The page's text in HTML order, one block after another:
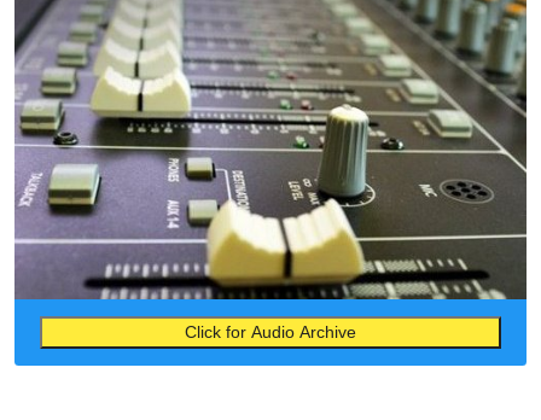
Click for Audio Archive